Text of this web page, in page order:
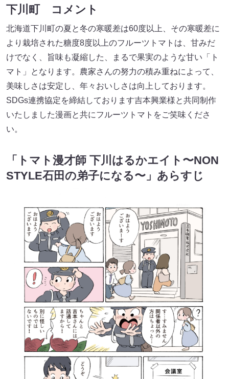
下川町 コメント
北海道下川町の夏と冬の寒暖差は60度以上、その寒暖差に
より栽培された糖度8度以上のフルーツトマトは、甘みだ
けでなく、旨味も凝縮した、まるで果実のような甘い「ト
マト」となります。農家さんの努力の積み重ねによって、
美味しさは安定し、年々おいしさは向上しております。
SDGs連携協定を締結しております吉本興業様と共同制作
いたしました漫画と共にフルーツトマトをご笑味くださ
い。
「トマト漫才師 下川はるかエイト〜NON
STYLE石田の弟子になる〜」あらすじ